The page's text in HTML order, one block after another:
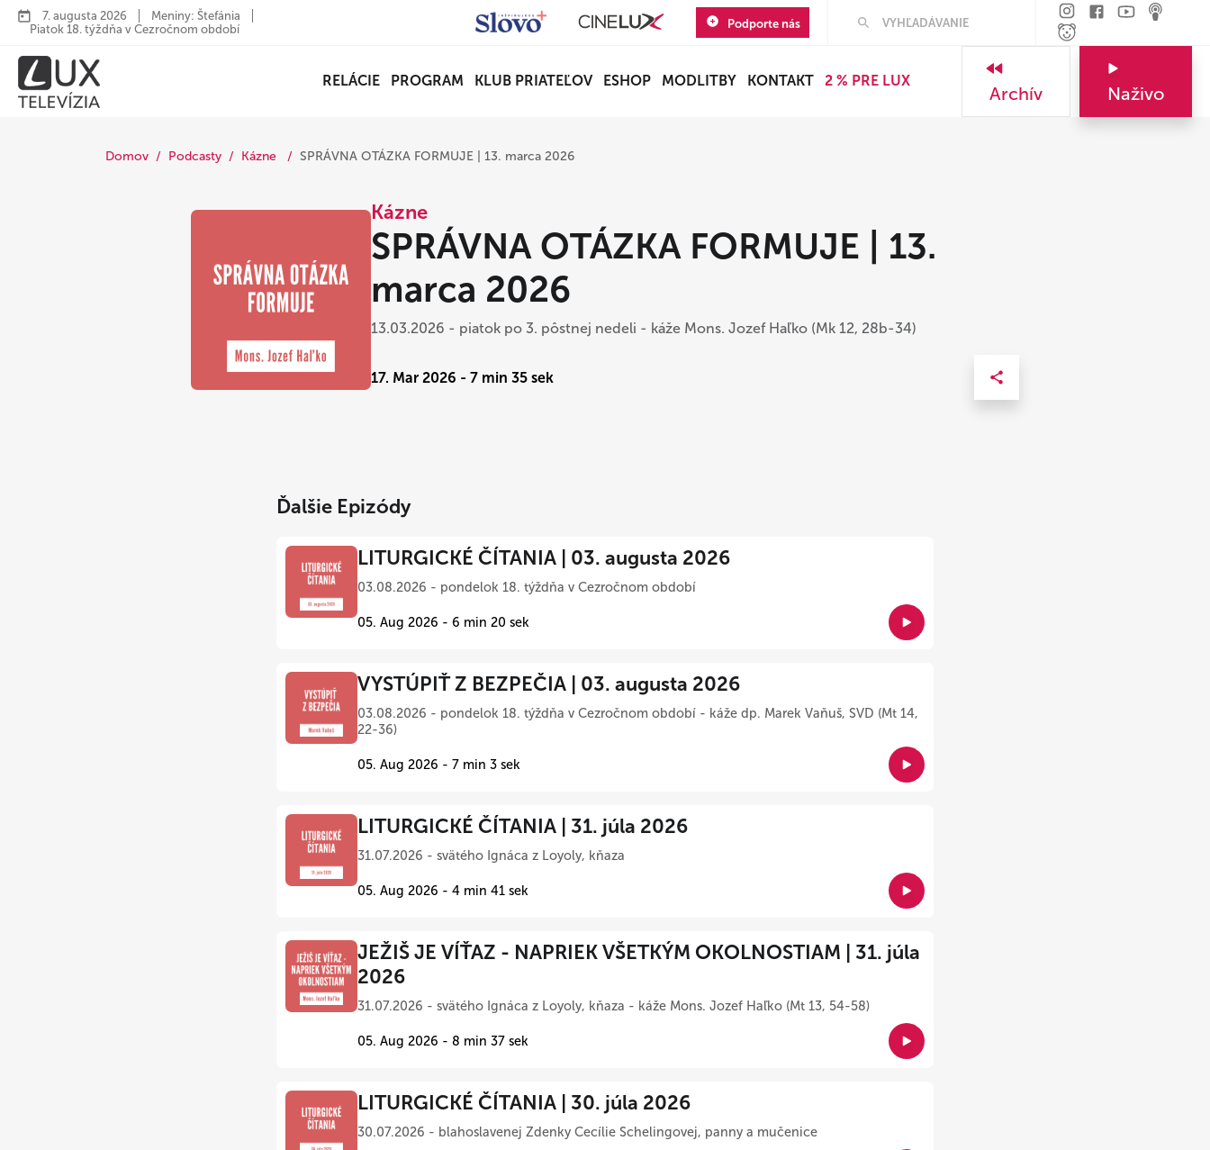
7. augusta 2026
Meniny: Štefánia
Piatok 18. týždňa v Cezročnom období
Podporte nás
RELÁCIE PROGRAM KLUB PRIATEĽOV ESHOP MODLITBY KONTAKT 2 % PRE LUX
Archív Naživo
Domov Podcasty Kázne SPRÁVNA OTÁZKA FORMUJE | 13. marca 2026
Kázne
SPRÁVNA OTÁZKA FORMUJE | 13.
marca 2026
13.03.2026 - piatok po 3. pôstnej nedeli - káže Mons. Jozef Haľko (Mk 12, 28b-34)
17. Mar 2026 - 7 min 35 sek
Ďalšie Epizódy
LITURGICKÉ ČÍTANIA | 03. augusta 2026
03.08.2026 - pondelok 18. týždňa v Cezročnom období
05. Aug 2026 - 6 min 20 sek
VYSTÚPIŤ Z BEZPEČIA | 03. augusta 2026
03.08.2026 - pondelok 18. týždňa v Cezročnom období - káže dp. Marek Vaňuš, SVD (Mt 14,
22-36)
05. Aug 2026 - 7 min 3 sek
LITURGICKÉ ČÍTANIA | 31. júla 2026
31.07.2026 - svätého Ignáca z Loyoly, kňaza
05. Aug 2026 - 4 min 41 sek
JEŽIŠ JE VÍŤAZ - NAPRIEK VŠETKÝM OKOLNOSTIAM | 31. júla
2026
31.07.2026 - svätého Ignáca z Loyoly, kňaza - káže Mons. Jozef Haľko (Mt 13, 54-58)
05. Aug 2026 - 8 min 37 sek
LITURGICKÉ ČÍTANIA | 30. júla 2026
30.07.2026 - blahoslavenej Zdenky Cecílie Schelingovej, panny a mučenice